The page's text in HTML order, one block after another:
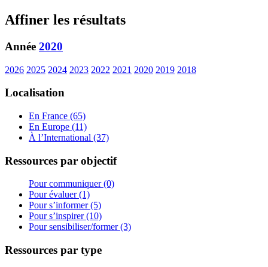
Affiner les résultats
Année 2020
2026 2025 2024 2023 2022 2021 2020 2019 2018
Localisation
En France (65)
En Europe (11)
À l’International (37)
Ressources par objectif
Pour communiquer (0)
Pour évaluer (1)
Pour s’informer (5)
Pour s’inspirer (10)
Pour sensibiliser/former (3)
Ressources par type